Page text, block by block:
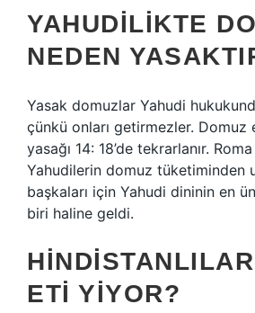
YAHUDILIKTE
NEDEN
Yasak domuzlar Yahudi
çünkü onları getirmezler. Domuz
yasağı 14: 18’de tekrarlanır.
Yahudilerin domuz tüketiminden
başkaları için Yahudi dininin en
biri haline geldi.
ETI YIYOR?